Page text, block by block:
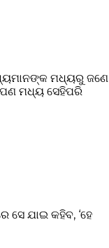
ମଧ୍ୟରୁ ଜଣେ
ମଧ୍ୟ ସେହିପରି
ସେ ଯାଇ କହିବ, ‘ହେ